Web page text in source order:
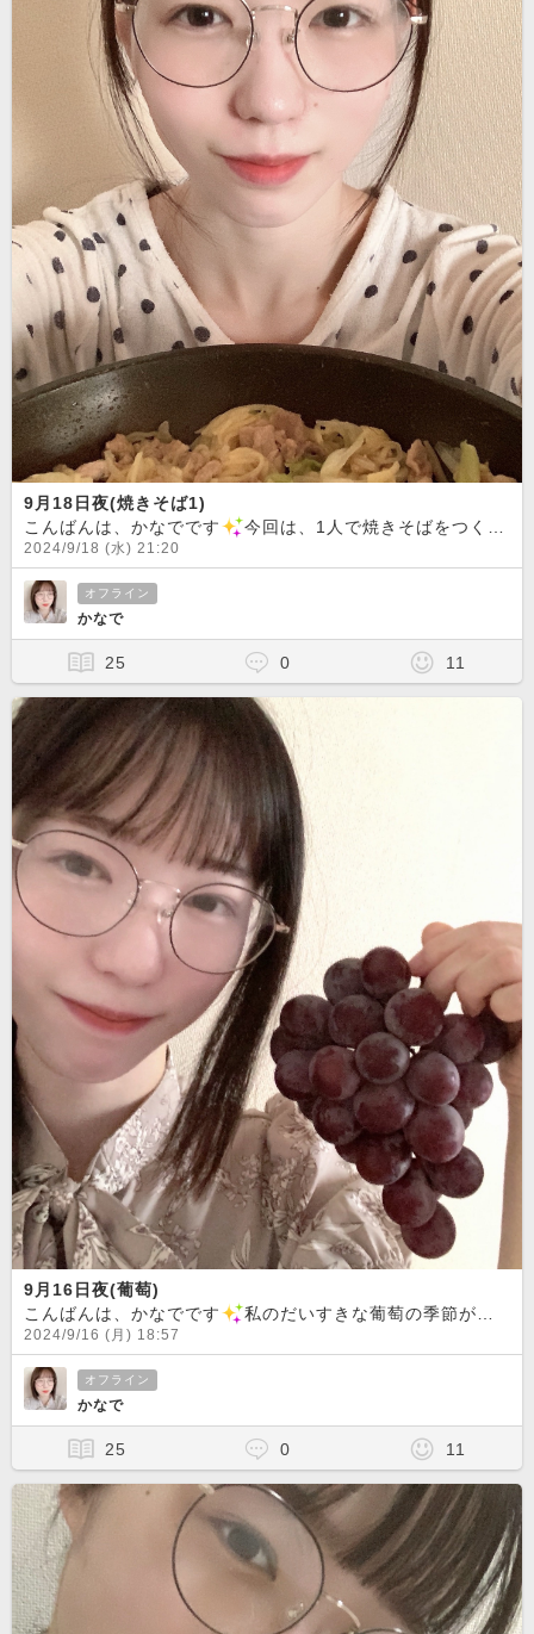
9月18日夜(焼きそば1)
こんばんは、かなでです
今回は、1人で焼きそばをつくれましたというブログです！私が料理の練習を始めたのを知ってくださった会員様が、焼きそばをおすすめしてくださったのでつくってみました
2024/9/18 (水) 21:20
オフライン
かなで
25 0 11
9月16日夜(葡萄)
こんばんは、かなでです
私のだいすきな葡萄の季節が来ました
2024/9/16 (月) 18:57
オフライン
かなで
25 0 11